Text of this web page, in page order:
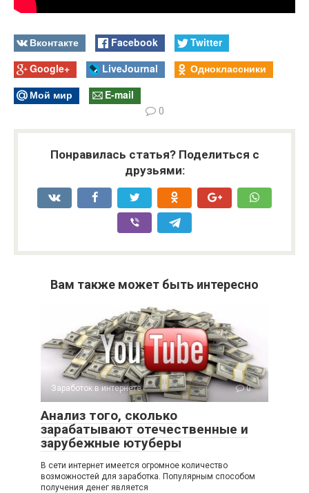
Вконтакте Facebook
Twitter
Google+
LiveJournal
Одноклассники
Мой мир
E-mail
0
Понравилась статья? Поделиться с
друзьями:
Вам также может быть интересно
Заработок в интернете 0
Анализ того, сколько
зарабатывают отечественные и
зарубежные ютуберы
В сети интернет имеется огромное количество
возможностей для заработка. Популярным способом
получения денег является